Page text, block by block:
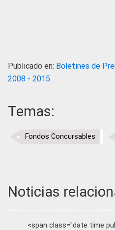
Publicado en: Boletines de
2008 - 2015
Temas:
Fondos Concursables
Noticias
<span class="date time